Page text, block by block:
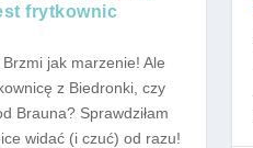
frytkownic
jak marzenie! Ale
z Biedronki, czy
Brauna? Sprawdziłam
widać (i czuć) od razu!